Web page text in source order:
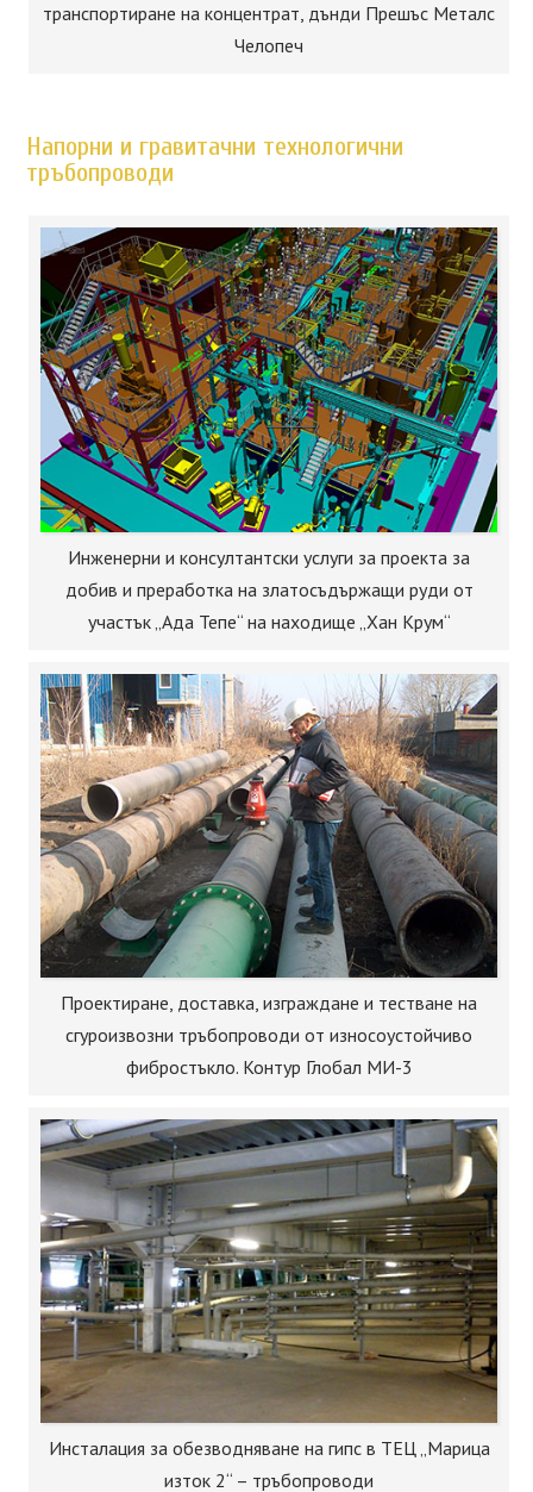
транспортиране на концентрат, дънди Прешъс Металс
Челопеч
Напорни и гравитачни технологични
тръбопроводи
Инженерни и консултантски услуги за проекта за
добив и преработка на златосъдържащи руди от
участък „Ада Тепе“ на находище „Хан Крум“
Проектиране, доставка, изграждане и тестване на
сгуроизвозни тръбопроводи от износоустойчиво
фибростъкло. Контур Глобал МИ-3
Инсталация за обезводняване на гипс в ТЕЦ „Марица
изток 2“ – тръбопроводи